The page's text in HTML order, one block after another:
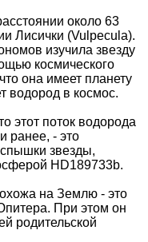
около 63
Лисички (Vulpecula).
изучила звезду
космического
она имеет планету
водород в космос.
этот поток водорода
ранее, - это
звезды,
HD189733b.
на Землю - это
При этом он
родительской